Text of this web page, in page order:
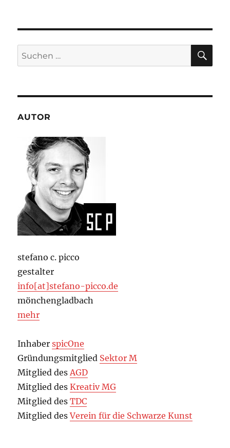
Suchen
nach:
AUTOR
stefano c. picco
gestalter
info[at]stefano-picco.de
mönchengladbach
mehr
InhaberspicOne
Gründungsmitglied Sektor M
Mitglied desAGD
Mitglied desKreativ MG
Mitglied desTDC
Mitglied desVerein für die Schwarze Kunst